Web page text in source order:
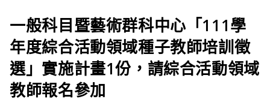
一般科目暨藝術群科中心「111學
年度綜合活動領域種子教師培訓徵
選」實施計畫1份，請綜合活動領域
教師報名參加